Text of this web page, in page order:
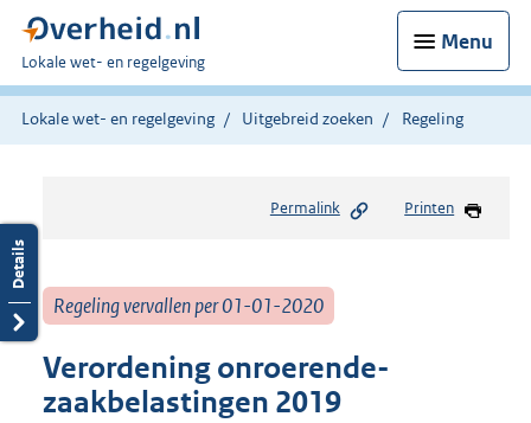
Menu
U
bent
hier:
Lokale wet- en regelgeving
Lokale wet- en regelgeving Uitgebreid zoeken Regeling
Permalink Printen
Regeling vervallen per 01-01-2020
Verordening onroerende-
zaakbelastingen 2019